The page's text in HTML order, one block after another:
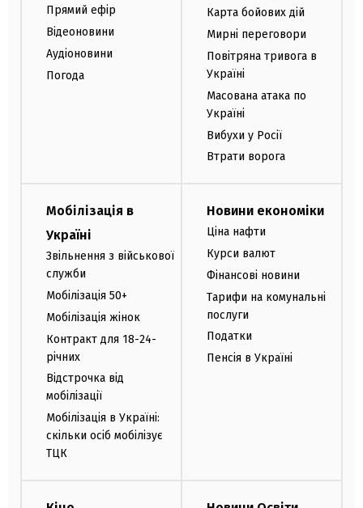
Прямий ефір
Відеоновини
Аудіоновини
Погода
Карта бойових дій
Мирні переговори
Повітряна тривога в
Україні
Масована атака по
Україні
Вибухи у Росії
Втрати ворога
Мобілізація в
Україні
Звільнення з військової
служби
Мобілізація 50+
Мобілізація жінок
Контракт для 18-24-
річних
Відстрочка від
мобілізації
Мобілізація в Україні:
скільки осіб мобілізує
ТЦК
Новини економіки
Ціна нафти
Курси валют
Фінансові новини
Тарифи на комунальні
послуги
Податки
Пенсія в Україні